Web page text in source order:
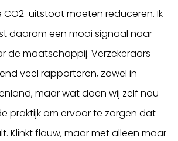
uitstoot moeten reduceren. Ik
daarom een mooi signaal naar
de maatschappij. Verzekeraars
veel rapporteren, zowel in
maar wat doen wij zelf nou
praktijk om ervoor te zorgen dat
Klinkt flauw, maar met alleen maar